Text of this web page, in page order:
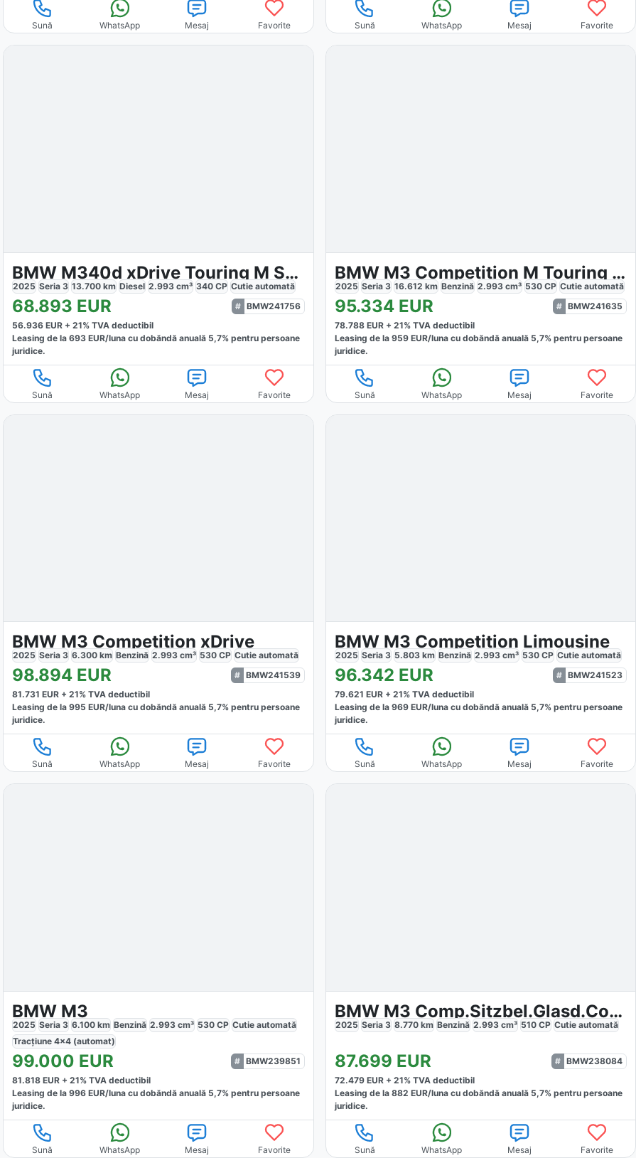
Sună WhatsApp Mesaj Favorite Sună WhatsApp Mesaj Favorite
BMW M340d xDrive Touring M Sport Pro
2025 Seria 3 13.700 km Diesel 2.993 cm³ 340 CP Cutieautomată
68.893 EUR
BMW241756
56.936 EUR +21% TVA deductibil
Leasing de la693 EUR/luna cu dobăndă anuală 5,7% pentru persoane
juridice.
Sună WhatsApp Mesaj Favorite
BMW M3 Competition M Touring xDrive
2025 Seria 3 16.612 km Benzină 2.993cm³ 530CP Cutie automată
95.334EUR
BMW241635
78.788EUR + 21% TVA deductibil
Leasing de la 959EUR/lunacu dobăndă anuală 5,7% pentru persoane
juridice.
Sună WhatsApp Mesaj Favorite
BMW M3 Competition xDrive
2025 Seria 3 6.300 km Benzină 2.993 cm³ 530 CP Cutieautomată
98.894 EUR
BMW241539
81.731 EUR +21% TVA deductibil
Leasing de la995 EUR/luna cu dobăndă anuală 5,7% pentru persoane
juridice.
Sună WhatsApp Mesaj Favorite
BMW M3 Competition Limousine
2025 Seria 3 5.803km Benzină 2.993cm³ 530CP Cutie automată
96.342 EUR
BMW241523
79.621 EUR + 21% TVA deductibil
Leasing de la 969EUR/lunacu dobăndă anuală 5,7% pentru persoane
juridice.
Sună WhatsApp Mesaj Favorite
BMW M3
2025 Seria 3 6.100 km Benzină 2.993 cm³ 530 CP Cutieautomată
Tracțiune4x4 (automat)
99.000 EUR
BMW239851
81.818 EUR +21% TVA deductibil
Leasing de la996 EUR/luna cu dobăndă anuală 5,7% pentru persoane
juridice.
Sună WhatsApp Mesaj Favorite
BMW M3 Comp.Sitzbel.Glasd.Compound Alcant-Lenkr.20
2025 Seria 3 8.770km Benzină 2.993cm³ 510CP Cutie automată
87.699 EUR
BMW238084
72.479EUR + 21% TVA deductibil
Leasing de la 882 EUR/lunacu dobăndă anuală 5,7% pentru persoane
juridice.
Sună WhatsApp Mesaj Favorite